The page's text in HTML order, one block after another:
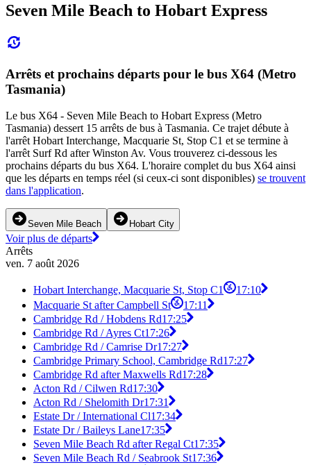
Seven Mile Beach to Hobart Express
Arrêts et prochains départs pour le bus X64 (Metro
Tasmania)
Le bus X64 - Seven Mile Beach to Hobart Express (Metro
Tasmania) dessert 15 arrêts de bus à Tasmania. Ce trajet débute à
l'arrêt Hobart Interchange, Macquarie St, Stop C1 et se termine à
l'arrêt Surf Rd after Winston Av. Vous trouverez ci-dessous les
prochains départs du bus X64. L'horaire complet du bus X64 ainsi
que les départs en temps réel (si ceux-ci sont disponibles) se trouvent
dans l'application.
Seven Mile Beach Hobart City
Voir plus de départs
Arrêts
ven. 7 août 2026
Hobart Interchange, Macquarie St, Stop C1
17:10
Macquarie St after Campbell St
17:11
Cambridge Rd / Hobdens Rd17:25
Cambridge Rd / Ayres Ct17:26
Cambridge Rd / Camrise Dr17:27
Cambridge Primary School, Cambridge Rd17:27
Cambridge Rd after Maxwells Rd17:28
Acton Rd / Cilwen Rd17:30
Acton Rd / Shelomith Dr17:31
Estate Dr / International Cl17:34
Estate Dr / Baileys Lane17:35
Seven Mile Beach Rd after Regal Ct17:35
Seven Mile Beach Rd / Seabrook St17:36